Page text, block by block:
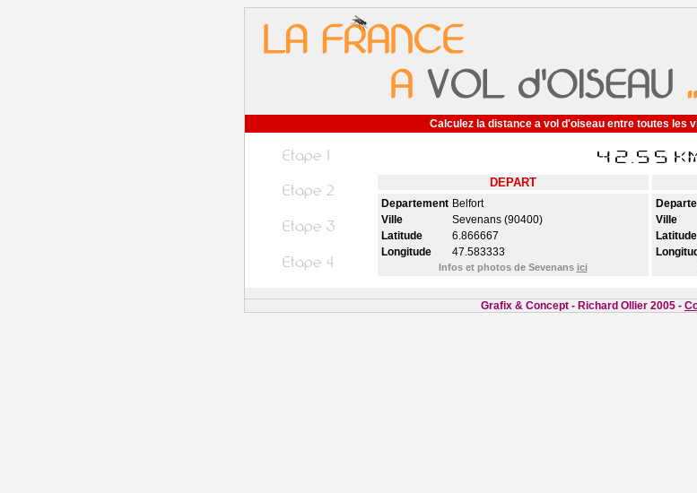
Calculez la distance a vol d'oiseau entre toutes les
DEPART
Departement Belfort
Ville
Sevenans (90400)
Latitude
6.866667
Longitude
47.583333
Infos et photos de Sevenans ici
Ville
Latitude
Grafix & Concept - Richard Ollier 2005 -